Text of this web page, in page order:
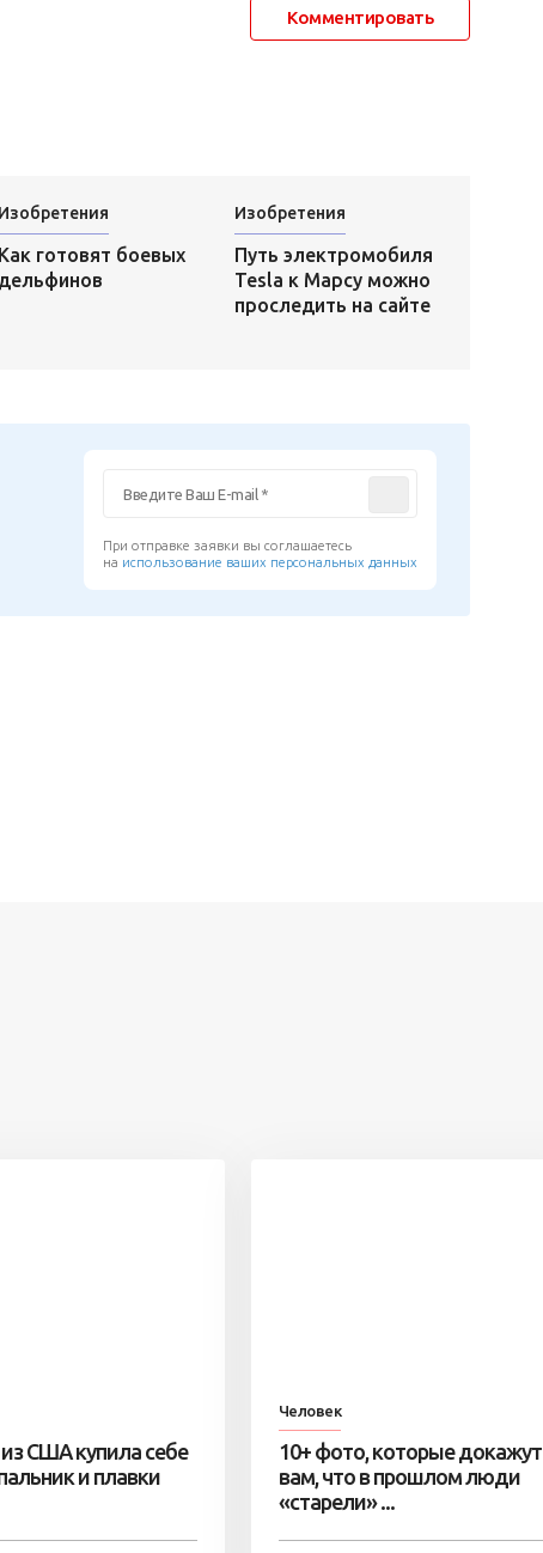
Комментировать
Изобретения
Как готовят боевых
дельфинов
Изобретения
Путь электромобиля
Tesla к Марсу можно
проследить на сайте
При отправке заявки вы соглашаетесь
на использование ваших персональных данных
США купила себе
и плавки
Человек
10+ фото, которые докажут
вам, что в прошлом люди
«старели» ...